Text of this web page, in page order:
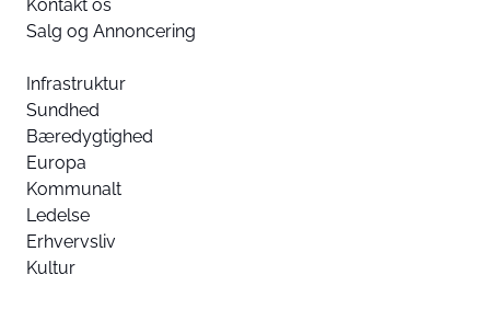
Kontakt os
Salg og Annoncering
Infrastruktur
Sundhed
Bæredygtighed
Europa
Kommunalt
Ledelse
Erhvervsliv
Kultur